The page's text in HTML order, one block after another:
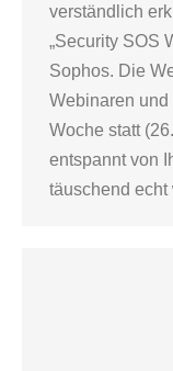
verständlich
„Security SOS
Sophos. Die
Webinaren
Woche statt
entspannt von
täuschend